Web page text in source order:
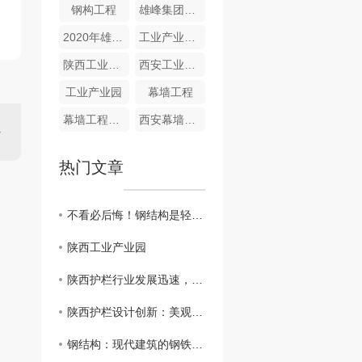
钢构工程 雄峰集团企业宣传片
2020年雄峰集团 工业产业园建设
陕西工业产业园 西安工业产业园
工业产业园 幕墙工程
幕墙工程厂家 西安幕墙工程
热门文章
不看必后悔！钢结构是轻钢还是重钢结构该怎样分辨？
陕西工业产业园
陕西护栏行业发展迅速，成为交通建设重要组成部分
陕西护栏设计创新：美观实用并重
钢结构：现代建筑的钢铁脊梁